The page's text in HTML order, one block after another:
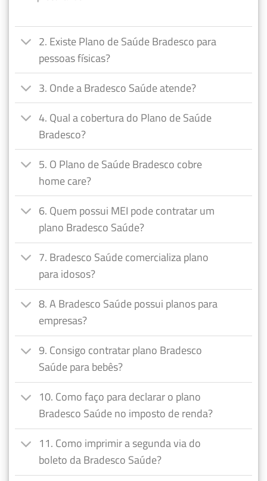
2. Existe Plano de Saúde Bradesco para
pessoas físicas?
3. Onde a Bradesco Saúde atende?
4. Qual a cobertura do Plano de Saúde
Bradesco?
5. O Plano de Saúde Bradesco cobre
home care?
6. Quem possui MEI pode contratar um
plano Bradesco Saúde?
7. Bradesco Saúde comercializa plano
para idosos?
8. A Bradesco Saúde possui planos para
empresas?
9. Consigo contratar plano Bradesco
Saúde para bebês?
10. Como faço para declarar o plano
Bradesco Saúde no imposto de renda?
11. Como imprimir a segunda via do
boleto da Bradesco Saúde?